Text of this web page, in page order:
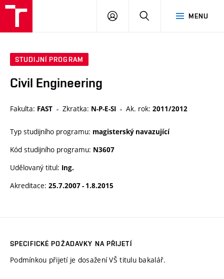
MENU
PŘIHLÁSIT
STUDIJNÍ PROGRAM
Civil Engineering
Fakulta: FAST Zkratka: N-P-E-SI Ak. rok: 2011/2012
Typ studijního programu: magisterský navazující
Kód studijního programu: N3607
Udělovaný titul: Ing.
Akreditace: 25.7.2007 - 1.8.2015
SPECIFICKÉ POŽADAVKY NA PŘIJETÍ
Podmínkou přijetí je dosažení VŠ titulu bakalář.